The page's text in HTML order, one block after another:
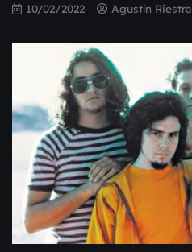
10/02/2022 Agustín Riestra